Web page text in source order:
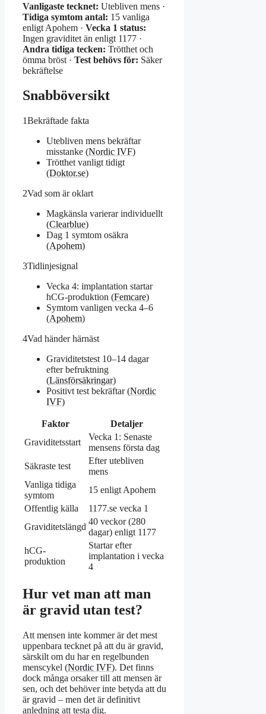
Vanligaste tecknet: Utebliven mens ·
Tidiga symtom antal: 15 vanliga
enligt Apohem · Vecka 1 status:
Ingen graviditet än enligt 1177 ·
Andra tidiga tecken: Trötthet och
ömma bröst · Test behövs för: Säker
bekräftelse
Snabböversikt
1Bekräftade fakta
Utebliven mens bekräftar
misstanke (Nordic IVF)
Trötthet vanligt tidigt
(Doktor.se)
2Vad som är oklart
Magkänsla varierar individuellt
(Clearblue)
Dag 1 symtom osäkra
(Apohem)
3Tidlinjesignal
Vecka 4: implantation startar
hCG-produktion (Femcare)
Symtom vanligen vecka 4–6
(Apohem)
4Vad händer härnäst
Graviditetstest 10–14 dagar
efter befruktning
(Länsförsäkringar)
Positivt test bekräftar (Nordic
IVF)
Faktor
Detaljer
Graviditetsstart
Vecka 1: Senaste
mensens första dag
Säkraste test
Efter utebliven
mens
Vanliga tidiga
symtom
15 enligt Apohem
Offentlig källa
1177.se vecka 1
Graviditetslängd
40 veckor (280
dagar) enligt 1177
hCG-
produktion
Startar efter
implantation i vecka
4
Hur vet man att man
är gravid utan test?
Att mensen inte kommer är det mest
uppenbara tecknet på att du är gravid,
särskilt om du har en regelbunden
menscykel (Nordic IVF). Det finns
dock många orsaker till att mensen är
sen, och det behöver inte betyda att du
är gravid – men det är definitivt
anledning att testa dig.